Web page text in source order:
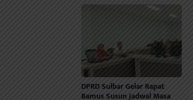
DPRD Sulbar Gelar Rapat
Bamus Susun Jadwal Masa